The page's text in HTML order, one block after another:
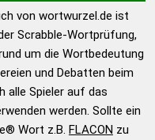
semantischen
Anhaltspunkte zu
und Wortform, um die
Scrabble-Spiel zu
Scrabble-
von wortwurzel.de ist
Scrabble-Wortprüfung,
um die Wortbedeutung
und Debatten beim
alle Spieler auf das
werden. Sollte ein
Wort z.B. FLACON zu